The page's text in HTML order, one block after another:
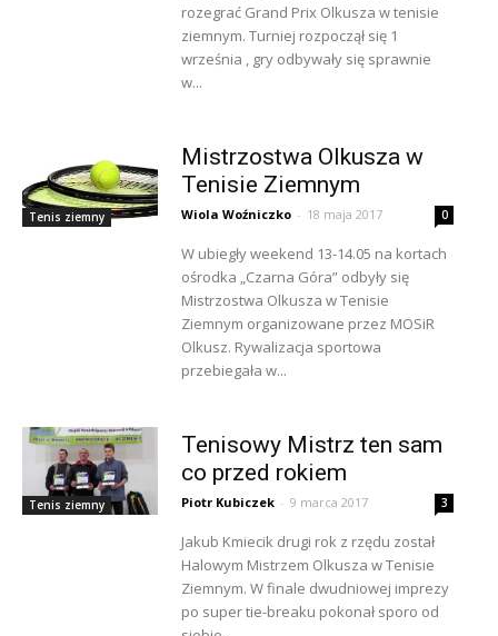
rozegrać Grand Prix Olkusza w tenisie
ziemnym. Turniej rozpoczął się 1
września , gry odbywały się sprawnie
w...
Tenis ziemny
Mistrzostwa Olkusza w
Tenisie Ziemnym
Wiola Woźniczko - 18 maja 2017 0
W ubiegły weekend 13-14.05 na kortach
ośrodka „Czarna Góra” odbyły się
Mistrzostwa Olkusza w Tenisie
Ziemnym organizowane przez MOSiR
Olkusz. Rywalizacja sportowa
przebiegała w...
Tenis ziemny
Tenisowy Mistrz ten sam
co przed rokiem
Piotr Kubiczek - 9 marca 2017 3
Jakub Kmiecik drugi rok z rzędu został
Halowym Mistrzem Olkusza w Tenisie
Ziemnym. W finale dwudniowej imprezy
po super tie-breaku pokonał sporo od